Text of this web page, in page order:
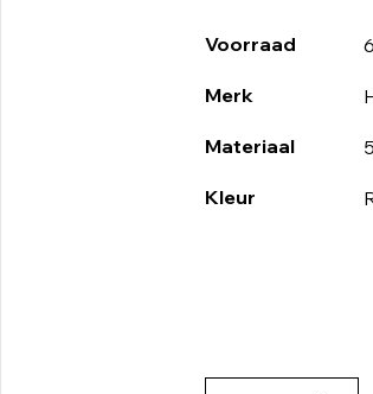
Voorraad
Merk
Materiaal
Kleur